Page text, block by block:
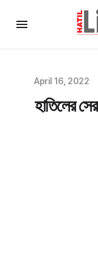
April 16, 2022
হাতিলের